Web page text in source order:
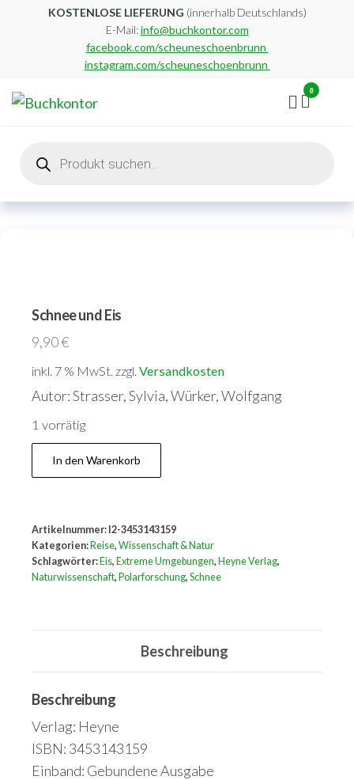
KOSTENLOSE LIEFERUNG (innerhalb Deutschlands)
E-Mail:info@buchkontor.com
facebook.com/scheuneschoenbrunn
instagram.com/scheuneschoenbrunn
0
search
Schnee und Eis
9,90€
inkl. 7 % MwSt. zzgl. Versandkosten
Autor: Strasser, Sylvia, Würker, Wolfgang
1 vorrätig
Schnee
und
In den Warenkorb
Artikelnummer: I2-3453143159
Kategorien: Reise, Wissenschaft & Natur
Schlagwörter: Eis, Extreme Umgebungen, Heyne Verlag,
Naturwissenschaft, Polarforschung, Schnee
Beschreibung
Beschreibung
Verlag: Heyne
ISBN: 3453143159
Einband: Gebundene Ausgabe